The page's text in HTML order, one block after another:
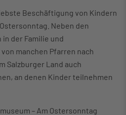
Beschäftigung von Kindern
Neben den
der Familie und
manchen Pfarren nach
Salzburger Land auch
an denen Kinder teilnehmen
– Am Ostersonntag